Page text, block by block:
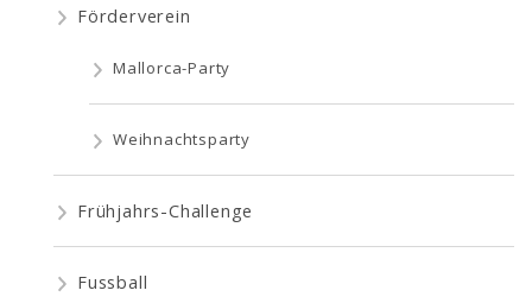
Förderverein
Mallorca-Party
Weihnachtsparty
Frühjahrs-Challenge
Fussball